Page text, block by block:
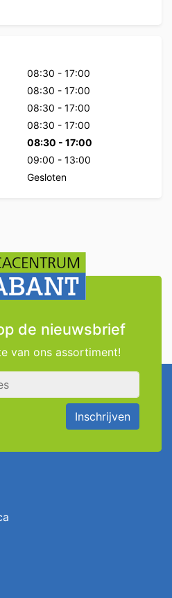
08:30 - 17:00
08:30 - 17:00
08:30 - 17:00
08:30 - 17:00
08:30 - 17:00
09:00 - 13:00
Gesloten
de nieuwsbrief
van ons assortiment!
Inschrijven